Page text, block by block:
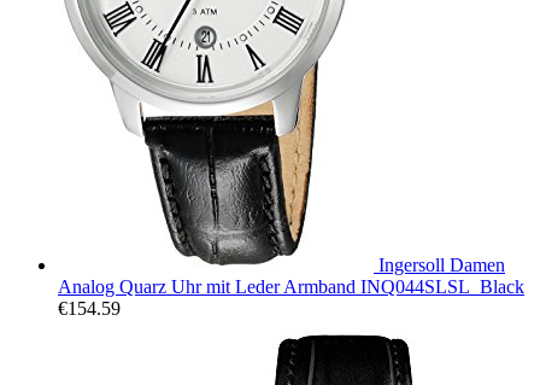
Ingersoll Damen
Analog Quarz Uhr mit Leder Armband INQ044SLSL_Black
€154.59